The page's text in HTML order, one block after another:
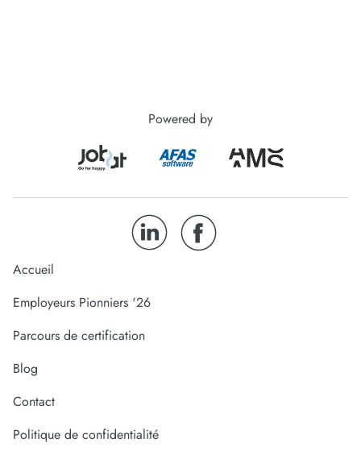
Powered by
Accueil
Employeurs Pionniers '26
Parcours de certification
Blog
Contact
Politique de confidentialité